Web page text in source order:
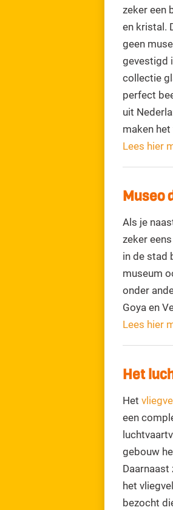
zeker een
en kristal.
geen
gevestigd
collectie
perfect
uit
maken
Lees hier
Museo
Als je
zeker
in de stad
museum
onder
Goya en
Lees hier
Het
Het
een
gebouw
het
bezocht